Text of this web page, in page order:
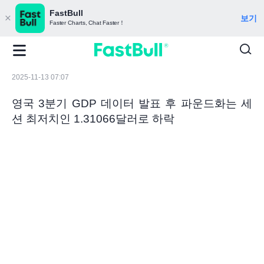
FastBull
Faster Charts, Chat Faster！ 보기
2025-11-13 07:07
영국 3분기 GDP 데이터 발표 후 파운드화는 세
션 최저치인 1.31066달러로 하락